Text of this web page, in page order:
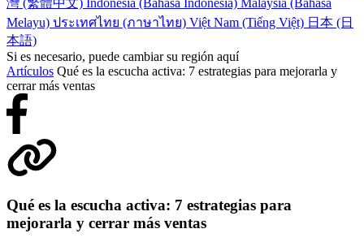
灣 (繁體中文) Indonesia (Bahasa Indonesia) Malaysia (Bahasa
Melayu) ประเทศไทย (ภาษาไทย) Việt Nam (Tiếng Việt) 日本 (日
本語)
Si es necesario, puede cambiar su región aquí
Artículos Qué es la escucha activa: 7 estrategias para mejorarla y
cerrar más ventas
Qué es la escucha activa: 7 estrategias para
mejorarla y cerrar más ventas